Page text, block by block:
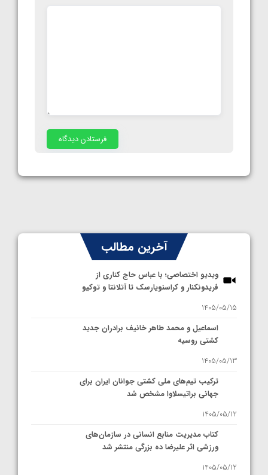
آخرین مطالب
ویدیو اختصاصی؛ با عباس حاج کناری از
فریدونکنار و کراسنویارسک تا آتلانتا و توکیو
1405/05/15
اسماعیل و محمد طاهر خانیف برادران جدید
کشتی روسیه
1405/05/13
ترکیب تیم‌های ملی کشتی جوانان ایران برای
جهانی براتیسلاوا مشخص شد
1405/05/12
کتاب مدیریت منابع انسانی در سازمان‌های
ورزشی اثر علیرضا ده بزرگی منتشر شد
1405/05/12